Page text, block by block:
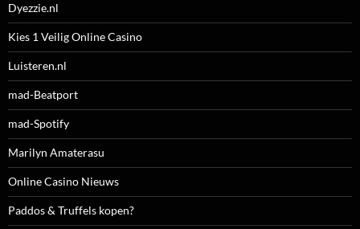
Dyezzie.nl
Kies 1 Veilig Online Casino
Luisteren.nl
mad-Beatport
mad-Spotify
Marilyn Amaterasu
Online Casino Nieuws
Paddos & Truffels kopen?